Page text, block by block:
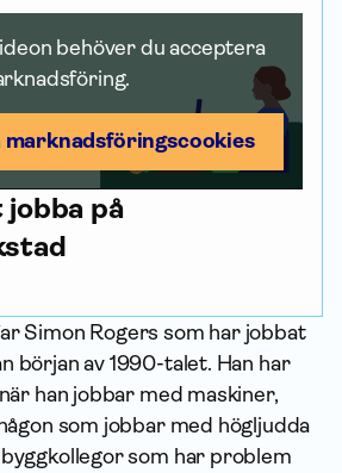
behöver du acceptera
jobba på
Simon Rogers som har jobbat
början av 1990-talet. Han har
han jobbar med maskiner,
som jobbar med högljudda
som har problem